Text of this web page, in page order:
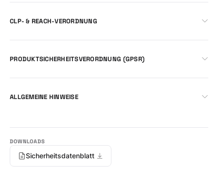
CLP- & REACH-VERORDNUNG
PRODUKTSICHERHEITSVERORDNUNG (GPSR)
ALLGEMEINE HINWEISE
Sicherheitsdatenblatt